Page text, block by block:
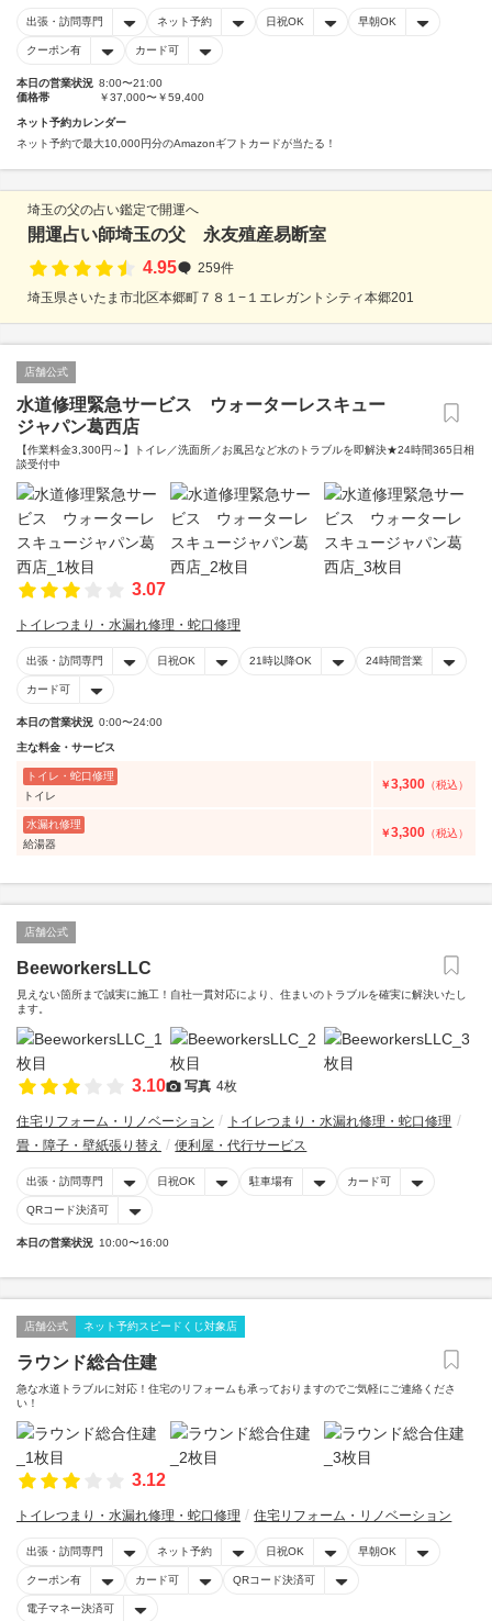
出張・訪問専門 ネット予約 日祝OK 早朝OK
クーポン有 カード可
本日の営業状況 8:00〜21:00
価格帯
￥37,000〜￥59,400
ネット予約カレンダー
ネット予約で最大10,000円分のAmazonギフトカードが当たる！
埼玉の父の占い鑑定で開運へ
開運占い師埼玉の父 永友殖産易断室
4.95
259件
埼玉県さいたま市北区本郷町７８１−１エレガントシティ本郷201
店舗公式
水道修理緊急サービス ウォーターレスキュー
ジャパン葛西店
【作業料金3,300円～】トイレ／洗面所／お風呂など水のトラブルを即解決★24時間365日相
談受付中
3.07
トイレつまり・水漏れ修理・蛇口修理
出張・訪問専門 日祝OK 21時以降OK 24時間営業
カード可
本日の営業状況 0:00〜24:00
主な料金・サービス
トイレ・蛇口修理
トイレ
￥3,300 （税込）
水漏れ修理
給湯器
￥3,300 （税込）
店舗公式
BeeworkersLLC
見えない箇所まで誠実に施工！自社一貫対応により、住まいのトラブルを確実に解決いたし
ます。
3.10 写真 4枚
住宅リフォーム・リノベーション
トイレつまり・水漏れ修理・蛇口修理
畳・障子・壁紙張り替え
便利屋・代行サービス
出張・訪問専門 日祝OK 駐車場有 カード可
QRコード決済可
本日の営業状況 10:00〜16:00
店舗公式 ネット予約スピードくじ対象店
ラウンド総合住建
急な水道トラブルに対応！住宅のリフォームも承っておりますのでご気軽にご連絡くださ
い！
3.12
トイレつまり・水漏れ修理・蛇口修理 住宅リフォーム・リノベーション
出張・訪問専門 ネット予約 日祝OK 早朝OK
クーポン有 カード可 QRコード決済可
電子マネー決済可